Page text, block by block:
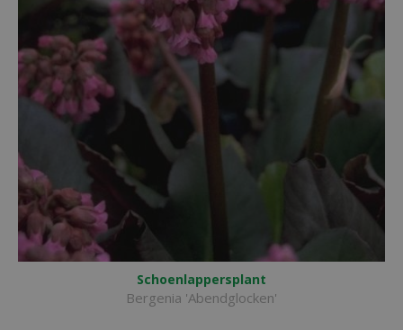
Schoenlappersplant
Bergenia 'Abendglocken'